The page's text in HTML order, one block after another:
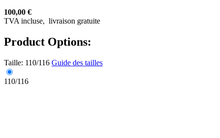
100,00 €
TVA incluse, livraison gratuite
Product Options:
Taille: 110/116 Guide des tailles
110/116